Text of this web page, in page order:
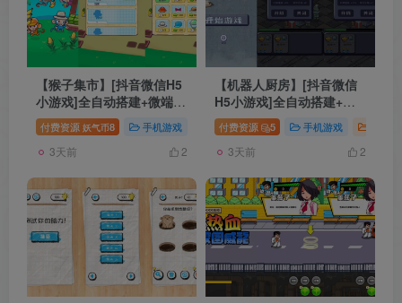
【猴子集市】[抖音微信H5
小游戏]全自动搭建+微端安
卓+视频参考搭建教程
付费资源 妖气币8 手机游戏 抖音微信H5小游戏 游戏源码
3天前 2
【机器人厨房】[抖音微信
H5小游戏]全自动搭建+微
端安卓+视频参考搭建教程
付费资源 5 手机游戏
3天前 2